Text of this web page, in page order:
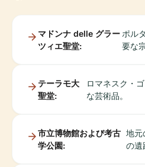
マドンナ delle グラー
ツィエ聖堂:
ポル
要な
テーラモ大
聖堂:
ロマネスク・
な芸術品。
市立博物館および考古
学公園:
地元
の遺